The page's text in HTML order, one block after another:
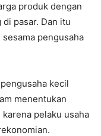
produk dengan
pasar. Dan itu
pengusaha
kecil
menentukan
pelaku usaha